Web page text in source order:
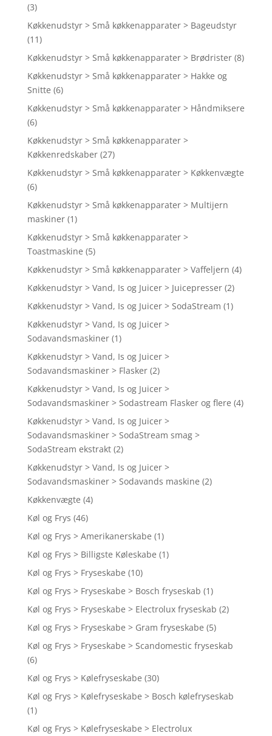
(3)
Køkkenudstyr > Små køkkenapparater > Bageudstyr
(11)
Køkkenudstyr > Små køkkenapparater > Brødrister (8)
Køkkenudstyr > Små køkkenapparater > Hakke og
Snitte (6)
Køkkenudstyr > Små køkkenapparater > Håndmiksere
(6)
Køkkenudstyr > Små køkkenapparater >
Køkkenredskaber (27)
Køkkenudstyr > Små køkkenapparater > Køkkenvægte
(6)
Køkkenudstyr > Små køkkenapparater > Multijern
maskiner (1)
Køkkenudstyr > Små køkkenapparater >
Toastmaskine (5)
Køkkenudstyr > Små køkkenapparater > Vaffeljern (4)
Køkkenudstyr > Vand, Is og Juicer > Juicepresser (2)
Køkkenudstyr > Vand, Is og Juicer > SodaStream (1)
Køkkenudstyr > Vand, Is og Juicer >
Sodavandsmaskiner (1)
Køkkenudstyr > Vand, Is og Juicer >
Sodavandsmaskiner > Flasker (2)
Køkkenudstyr > Vand, Is og Juicer >
Sodavandsmaskiner > Sodastream Flasker og flere (4)
Køkkenudstyr > Vand, Is og Juicer >
Sodavandsmaskiner > SodaStream smag >
SodaStream ekstrakt (2)
Køkkenudstyr > Vand, Is og Juicer >
Sodavandsmaskiner > Sodavands maskine (2)
Køkkenvægte (4)
Køl og Frys (46)
Køl og Frys > Amerikanerskabe (1)
Køl og Frys > Billigste Køleskabe (1)
Køl og Frys > Fryseskabe (10)
Køl og Frys > Fryseskabe > Bosch fryseskab (1)
Køl og Frys > Fryseskabe > Electrolux fryseskab (2)
Køl og Frys > Fryseskabe > Gram fryseskabe (5)
Køl og Frys > Fryseskabe > Scandomestic fryseskab
(6)
Køl og Frys > Kølefryseskabe (30)
Køl og Frys > Kølefryseskabe > Bosch kølefryseskab
(1)
Køl og Frys > Kølefryseskabe > Electrolux